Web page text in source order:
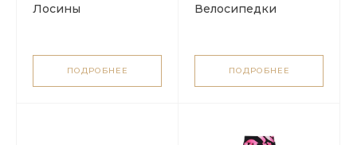
Лосины
ПОДРОБНЕЕ
Велосипедки
ПОДРОБНЕЕ